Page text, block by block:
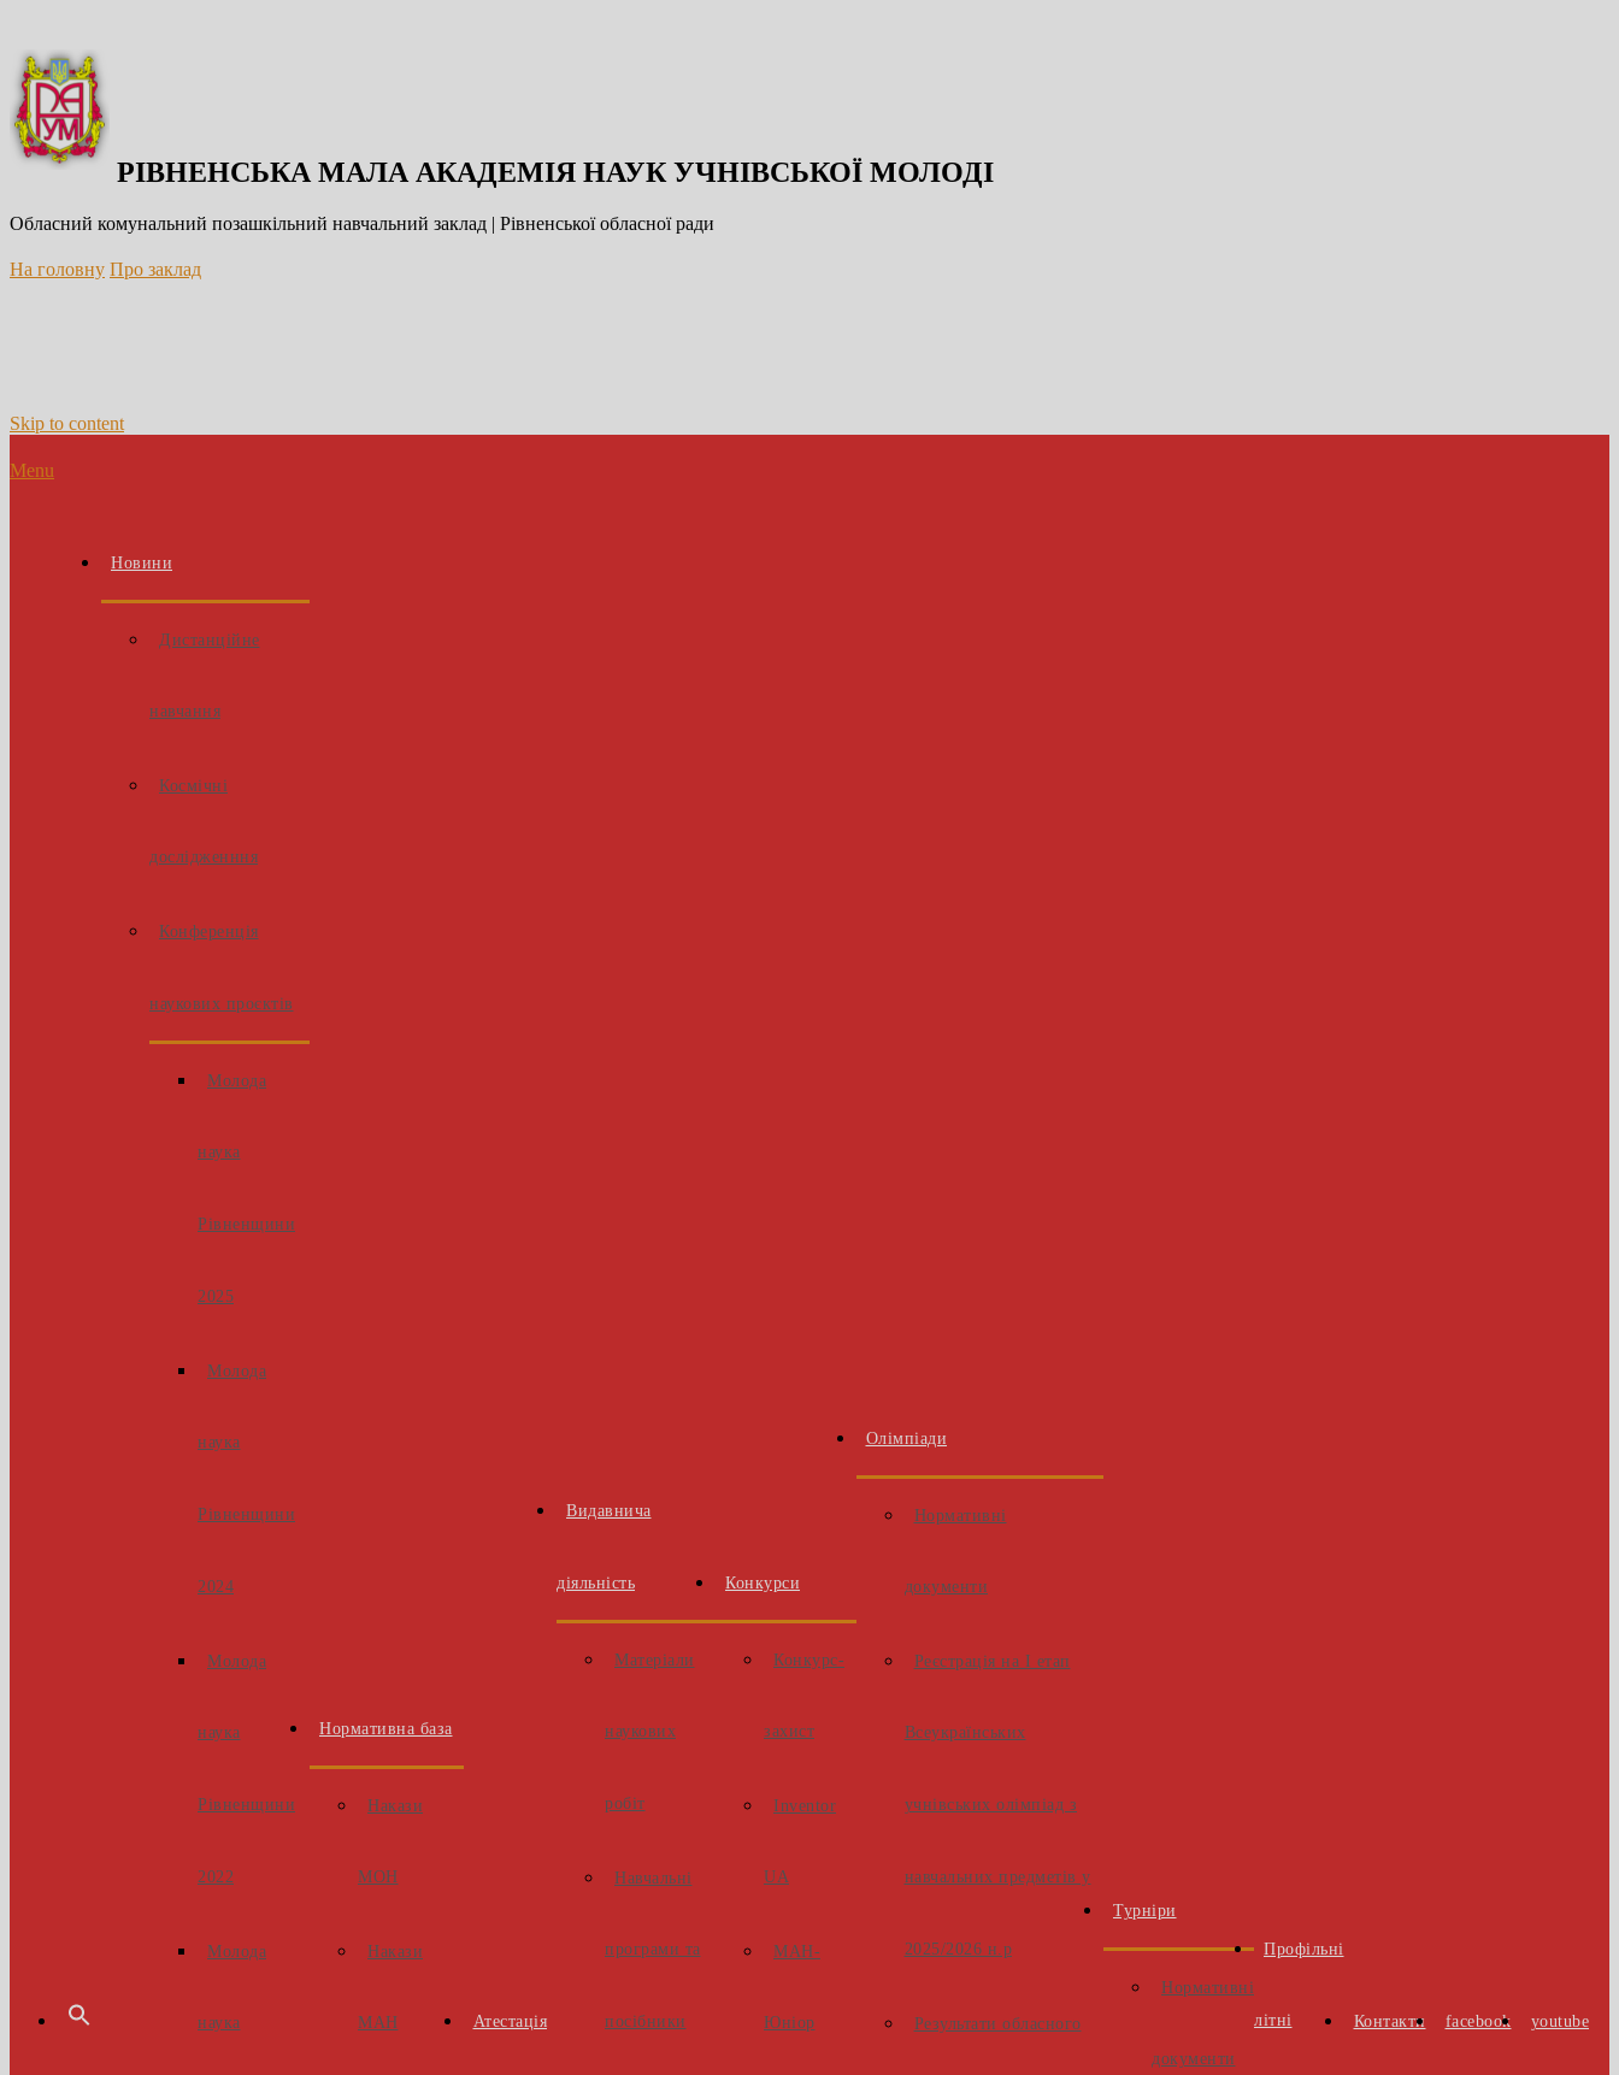
РІВНЕНСЬКА МАЛА АКАДЕМІЯ НАУК УЧНІВСЬКОЇ МОЛОДІ
Обласний комунальний позашкільний навчальний заклад | Рівненської обласної ради
На головну Про заклад
Skip to content
Menu
Новини
Дистанційне
навчання
Космічні
дослідженння
Конференція
наукових проєктів
Молода
наука
Рівненщини
2025
Молода
наука
Рівненщини
2024
Молода
наука
Рівненщини
2022
Молода
наука
Нормативна база
Накази
МОН
Накази
МАН Атестація
Видавнича
діяльність
Матеріали
наукових
робіт
Навчальні
програми та
посібники
Конкурси
Конкурс-
захист
Inventor
UA
МАН-
Юніор
Олімпіади
Нормативні
документи
Реєстрація на І етап
Всеукраїнських
учнівських олімпіад з
навчальних предметів у
2025/2026 н.р
Результати обласного
Турніри
Нормативні
документи
Профільні
літні Контакти facebook youtube